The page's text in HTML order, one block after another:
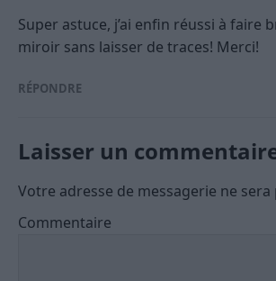
Super astuce, j’ai enfin réussi à faire
miroir sans laisser de traces! Merci!
RÉPONDRE
Laisser un
Votre adresse de messagerie ne sera
Commentaire